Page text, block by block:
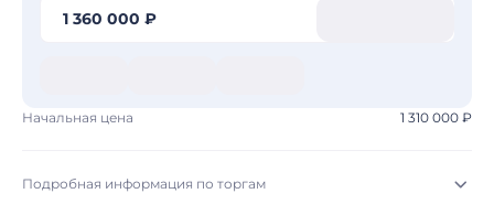
1 360 000 ₽
Начальная цена 1 310 000 ₽
Подробная информация по торгам